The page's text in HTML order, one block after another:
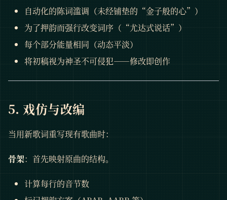
自动化的陈词滥调（未经铺垫的“金子般的心”）
为了押韵而强行改变词序（“尤达式说话”）
每个部分能量相同（动态平淡）
将初稿视为神圣不可侵犯——修改即创作
5. 戏仿与改编
当用新歌词重写现有歌曲时：
骨架：首先映射原曲的结构。
计算每行的音节数